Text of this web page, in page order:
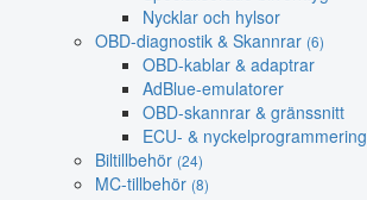
Nycklar och hylsor
OBD-diagnostik & Skannrar (6)
OBD-kablar & adaptrar
AdBlue-emulatorer
OBD-skannrar & gränssnitt
ECU- & nyckelprogrammering
Biltillbehör (24)
MC-tillbehör (8)